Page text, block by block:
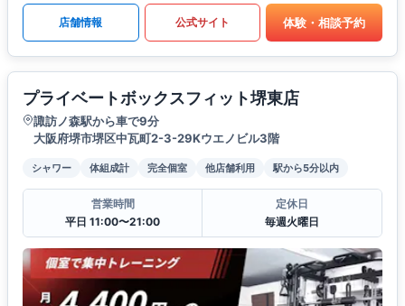
店舗情報 公式サイト 体験・相談予約
プライベートボックスフィット堺東店
諏訪ノ森駅から車で9分
大阪府堺市堺区中瓦町2-3-29Kウエノビル3階
シャワー 体組成計 完全個室 他店舗利用 駅から5分以内
営業時間
平日 11:00〜21:00
定休日
毎週火曜日